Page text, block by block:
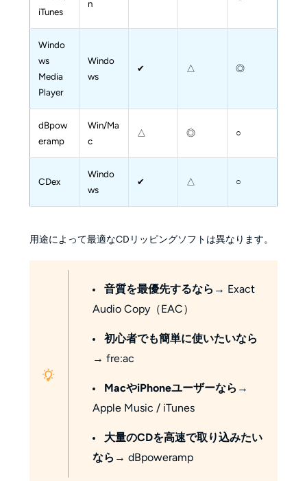
iTunes
n
Windo
ws
Media
Player
Windo
ws
✔ △ ◎
dBpow
eramp
Win/Ma
c
△ ◎ ○
CDex
Windo
ws
✔ △ ○
用途によって最適なCDリッピングソフトは異なります。
音質を最優先するなら → Exact
Audio Copy（EAC）
初心者でも簡単に使いたいなら
→ fre:ac
MacやiPhoneユーザーなら →
Apple Music / iTunes
大量のCDを高速で取り込みたい
なら → dBpoweramp